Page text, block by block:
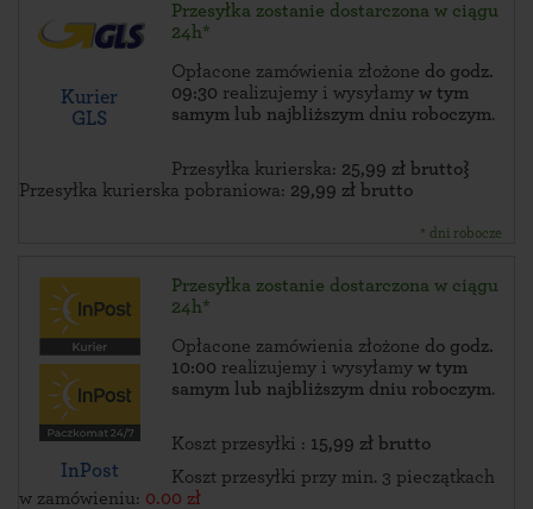
Kurier
GLS
Przesyłka zostanie dostarczona w ciągu
24h*
Opłacone zamówienia złożone do godz.
09:30 realizujemy i wysyłamy w tym
samym lub najbliższym dniu roboczym.
Przesyłka kurierska: 25,99 zł brutto}
Przesyłka kurierska pobraniowa: 29,99 zł brutto
* dni robocze
InPost
Przesyłka zostanie dostarczona w ciągu
24h*
Opłacone zamówienia złożone do godz.
10:00 realizujemy i wysyłamy w tym
samym lub najbliższym dniu roboczym.
Koszt przesyłki : 15,99 zł brutto
Koszt przesyłki przy min. 3 pieczątkach
w zamówieniu: 0.00 zł